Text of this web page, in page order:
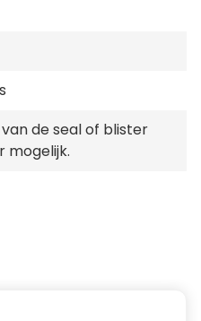
de seal of blister
mogelijk.